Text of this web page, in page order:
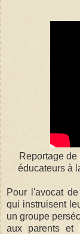
Reportage
éducateurs à
Pour l'avocat
qui instruisent
un groupe
aux parents et